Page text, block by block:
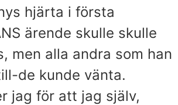
hjärta i första
ärende skulle skulle
men alla andra som han
de kunde vänta.
jag för att jag själv,